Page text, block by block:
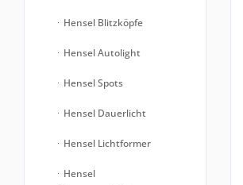
Hensel Blitzköpfe
Hensel Autolight
Hensel Spots
Hensel Dauerlicht
Hensel Lichtformer
Hensel